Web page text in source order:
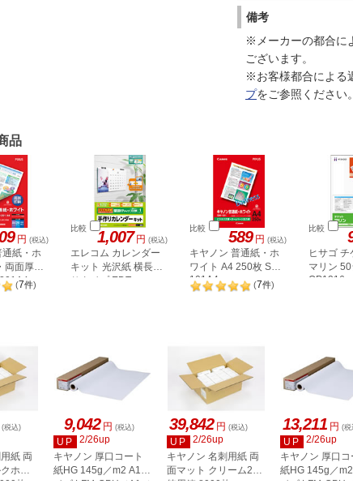
備考
※メーカーの都合に
ございます。
※お客様都合による
プをご参照ください。
品
円 (税込)
通紙・ホ
両面厚口
(7件)
比較 1,007 円 (税込)
エレコム カレンダー
キット 光沢紙 横長吊
りタイプ EDT-
比較 589 円 (税込)
キヤノン 普通紙・ホ
ワイト A4 250枚 SW-
101A4
(7件)
比較
ヒサゴ
マリン 50
OP1216
(税込)
紙 両
ホワ
9,042 円 (税込)
UP
2/26up
キヤノン 厚口コート
紙HG 145g／m2 A1サ
39,842 円 (税込)
UP
2/26up
キヤノン 名刺用紙 両
面マット クリーム2
13,211 円 (税
UP
2/26up
キヤノン 厚口コ
紙HG 145g／